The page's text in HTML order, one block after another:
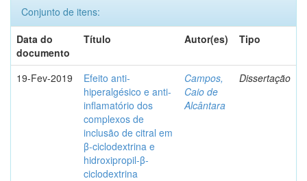
Conjunto de itens:
Data do
documento
Título Autor(es) Tipo
19-Fev-2019
Efeito anti-
hiperalgésico e anti-
inflamatório dos
complexos de
inclusão de citral em
β-ciclodextrina e
hidroxipropil-β-
ciclodextrina
Campos,
Caio de
Alcântara
Dissertação